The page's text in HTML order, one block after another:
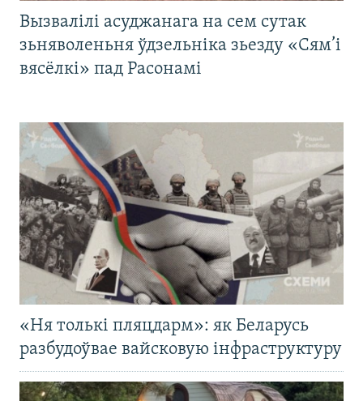
Вызвалілі асуджанага на сем сутак
зьняволеньня ўдзельніка зьезду «Сям’і
вясёлкі» пад Расонамі
«Ня толькі пляцдарм»: як Беларусь
разбудоўвае вайсковую інфраструктуру